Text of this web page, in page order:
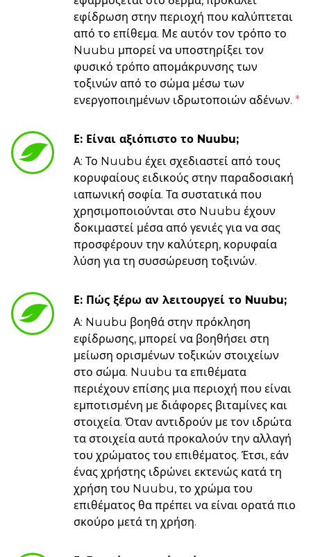
εφίδρωση στην περιοχή που καλύπτεται
από το επίθεμα. Με αυτόν τον τρόπο το
Nuubu μπορεί να υποστηρίξει τον
φυσικό τρόπο απομάκρυνσης των
τοξινών από το σώμα μέσω των
ενεργοποιημένων ιδρωτοποιών αδένων. *
Ε: Είναι αξιόπιστο το Nuubu;
Α: Το Nuubu έχει σχεδιαστεί από τους
κορυφαίους ειδικούς στην παραδοσιακή
ιαπωνική σοφία. Τα συστατικά που
χρησιμοποιούνται στο Nuubu έχουν
δοκιμαστεί μέσα από γενιές για να σας
προσφέρουν την καλύτερη, κορυφαία
λύση για τη συσσώρευση τοξινών.
Ε: Πώς ξέρω αν λειτουργεί το Nuubu;
Α: Nuubu βοηθά στην πρόκληση
εφίδρωσης, μπορεί να βοηθήσει στη
μείωση ορισμένων τοξικών στοιχείων
στο σώμα. Nuubu τα επιθέματα
περιέχουν επίσης μια περιοχή που είναι
εμποτισμένη με διάφορες βιταμίνες και
στοιχεία. Όταν αντιδρούν με τον ιδρώτα
τα στοιχεία αυτά προκαλούν την αλλαγή
του χρώματος του επιθέματος. Έτσι, εάν
ένας χρήστης ιδρώνει εκτενώς κατά τη
χρήση του Nuubu, το χρώμα του
επιθέματος θα πρέπει να είναι ορατά πιο
σκούρο μετά τη χρήση.